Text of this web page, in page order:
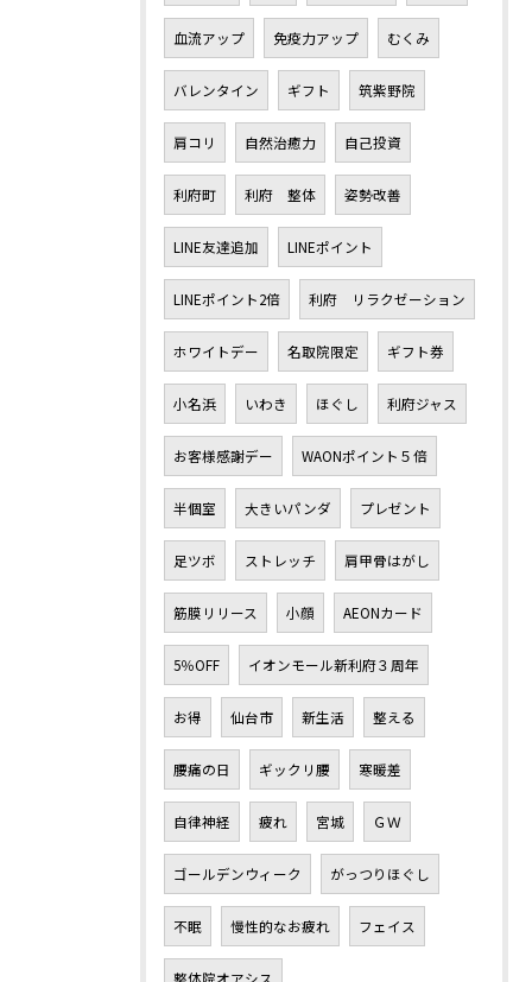
血流アップ 免疫力アップ むくみ
バレンタイン ギフト 筑紫野院
肩コリ 自然治癒力 自己投資
利府町 利府 整体 姿勢改善
LINE友達追加 LINEポイント
LINEポイント2倍 利府 リラクゼーション
ホワイトデー 名取院限定 ギフト券
小名浜 いわき ほぐし 利府ジャス
お客様感謝デー WAONポイント５倍
半個室 大きいパンダ プレゼント
足ツボ ストレッチ 肩甲骨はがし
筋膜リリース 小顔 AEONカード
5％OFF イオンモール新利府３周年
お得 仙台市 新生活 整える
腰痛の日 ギックリ腰 寒暖差
自律神経 疲れ 宮城 ＧＷ
ゴールデンウィーク がっつりほぐし
不眠 慢性的なお疲れ フェイス